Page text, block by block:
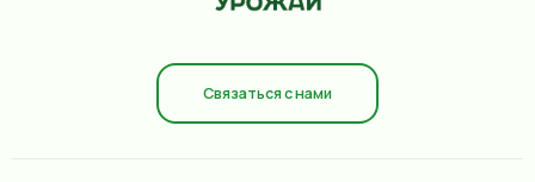
Связаться с нами